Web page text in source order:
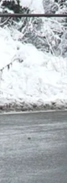
Service
Podcast
Newsletter
Zeit fürs